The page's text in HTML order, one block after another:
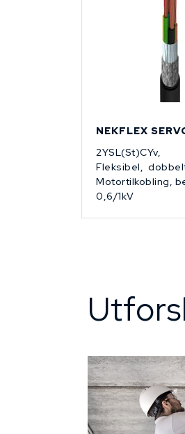
NEKFLEX
2YSL(St)CYv,
Fleksibel,
Motortilkobling,
0,6/1kV